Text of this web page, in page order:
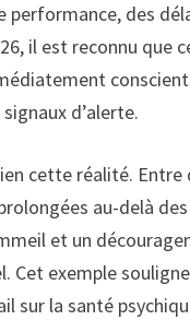
performance, des
il est reconnu que
d’alerte.
cette réalité. Entre
au-delà
et un
Cet exemple
sur la santé